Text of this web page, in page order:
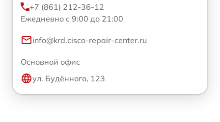
+7 (861) 212-36-12
Ежедневно с 9:00 до 21:00
info@krd.cisco-repair-center.ru
Основной офис
ул. Будённого, 123